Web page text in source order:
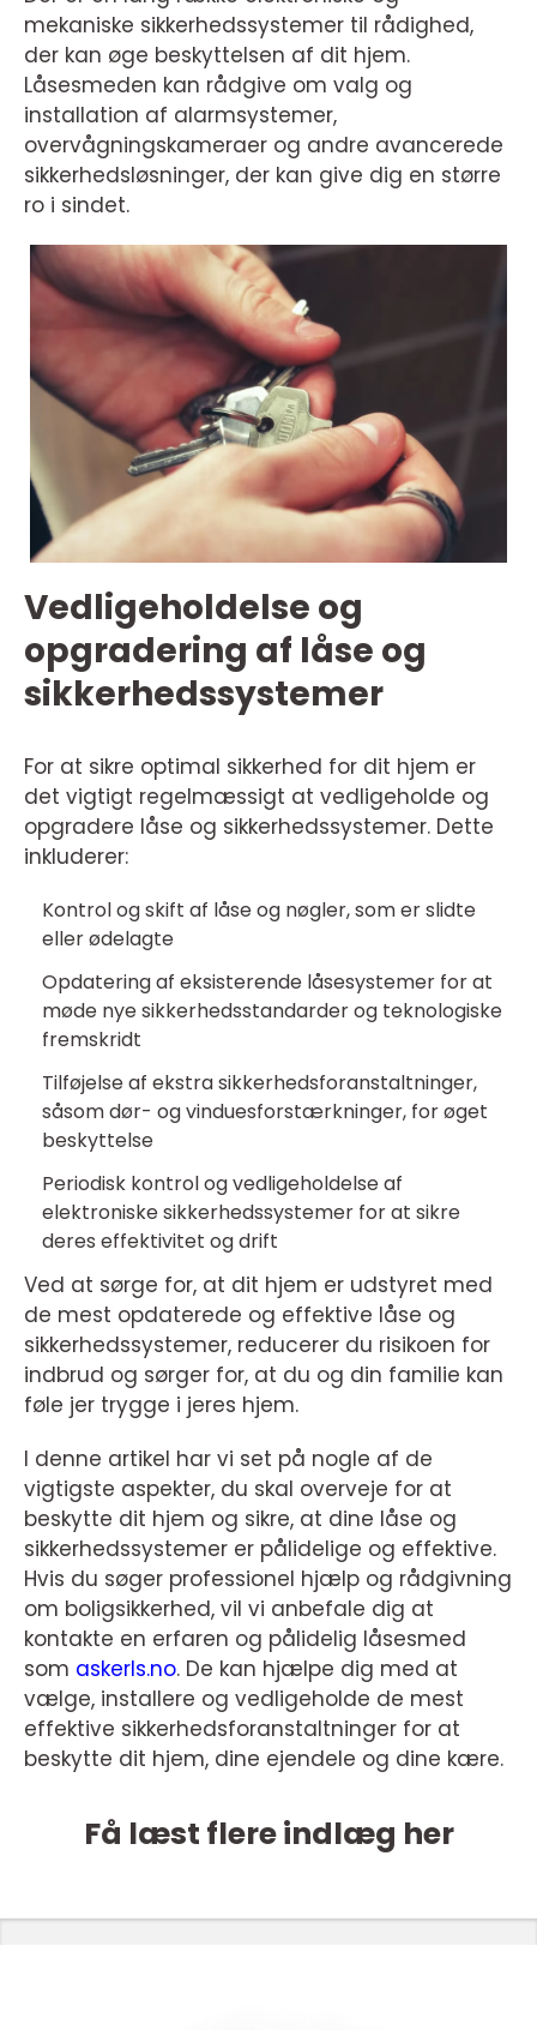
mekaniske sikkerhedssystemer til rådighed,
der kan øge beskyttelsen af dit hjem.
Låsesmeden kan rådgive om valg og
installation af alarmsystemer,
overvågningskameraer og andre avancerede
sikkerhedsløsninger, der kan give dig en større
ro i sindet.
Vedligeholdelse og
opgradering af låse og
sikkerhedssystemer
For at sikre optimal sikkerhed for dit hjem er
det vigtigt regelmæssigt at vedligeholde og
opgradere låse og sikkerhedssystemer. Dette
inkluderer:
Kontrol og skift af låse og nøgler, som er slidte
eller ødelagte
Opdatering af eksisterende låsesystemer for at
møde nye sikkerhedsstandarder og teknologiske
fremskridt
Tilføjelse af ekstra sikkerhedsforanstaltninger,
såsom dør- og vinduesforstærkninger, for øget
beskyttelse
Periodisk kontrol og vedligeholdelse af
elektroniske sikkerhedssystemer for at sikre
deres effektivitet og drift
Ved at sørge for, at dit hjem er udstyret med
de mest opdaterede og effektive låse og
sikkerhedssystemer, reducerer du risikoen for
indbrud og sørger for, at du og din familie kan
føle jer trygge i jeres hjem.
I denne artikel har vi set på nogle af de
vigtigste aspekter, du skal overveje for at
beskytte dit hjem og sikre, at dine låse og
sikkerhedssystemer er pålidelige og effektive.
Hvis du søger professionel hjælp og rådgivning
om boligsikkerhed, vil vi anbefale dig at
kontakte en erfaren og pålidelig låsesmed
som askerls.no. De kan hjælpe dig med at
vælge, installere og vedligeholde de mest
effektive sikkerhedsforanstaltninger for at
beskytte dit hjem, dine ejendele og dine kære.
Få læst flere indlæg her